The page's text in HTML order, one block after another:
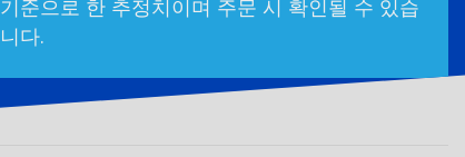
기준으로 한 추정치이며 주문 시 확인될 수 있습
니다.